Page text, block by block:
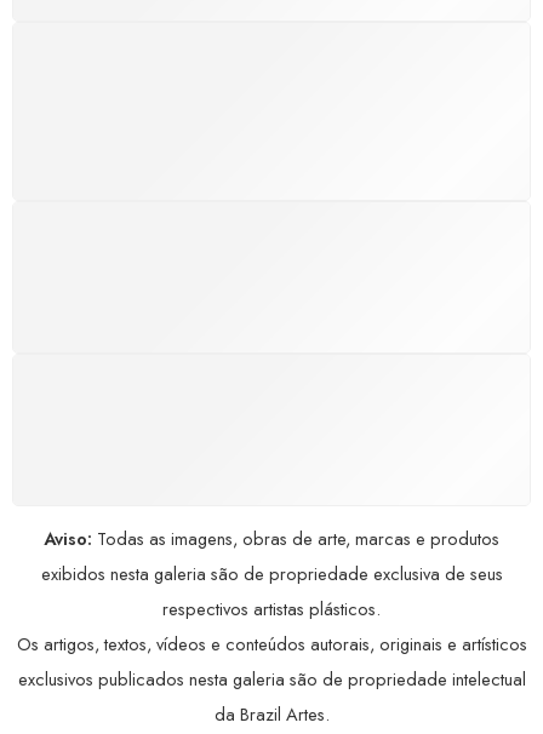
Aviso: Todas as imagens, obras de arte, marcas e produtos
exibidos nesta galeria são de propriedade exclusiva de seus
respectivos artistas plásticos.
Os artigos, textos, vídeos e conteúdos autorais, originais e artísticos
exclusivos publicados nesta galeria são de propriedade intelectual
da Brazil Artes.